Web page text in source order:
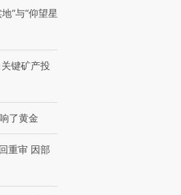
的印
将教
视线｜“入侵”还是“人道危
机”？难民潮撕裂西班牙
【商旅对话】华住集团
”与“仰望星
键矿产投
了黄金
重审 因部